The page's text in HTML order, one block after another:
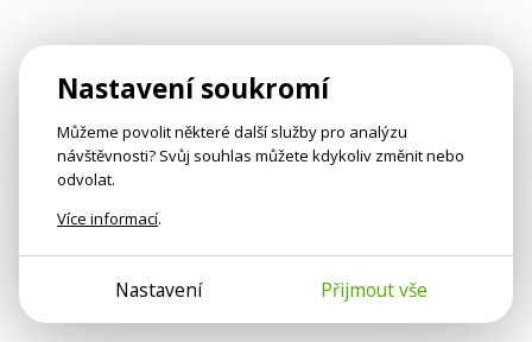
Nastavení soukromí
Můžeme povolit některé další služby pro analýzu
návštěvnosti? Svůj souhlas můžete kdykoliv změnit nebo
odvolat.
Více informací.
Nastavení Přijmout vše